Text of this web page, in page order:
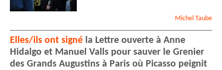
Michel Taube
Elles/ils ont signé la Lettre ouverte à Anne
Hidalgo et Manuel Valls pour sauver le Grenier
des Grands Augustins à Paris où Picasso peignit